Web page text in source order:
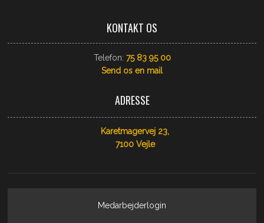
KONTAKT OS
Telefon: 75 83 95 00
Send os​ en mail
ADRESSE
Karetmagervej 23,
​7100 Vejle
Medarbejderlogin